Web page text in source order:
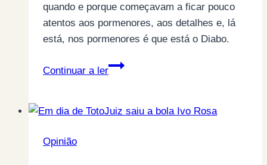
quando e porque começavam a ficar pouco
atentos aos pormenores, aos detalhes e, lá
está, nos pormenores é que está o Diabo.
Continuar a ler
O
nos
Opinião